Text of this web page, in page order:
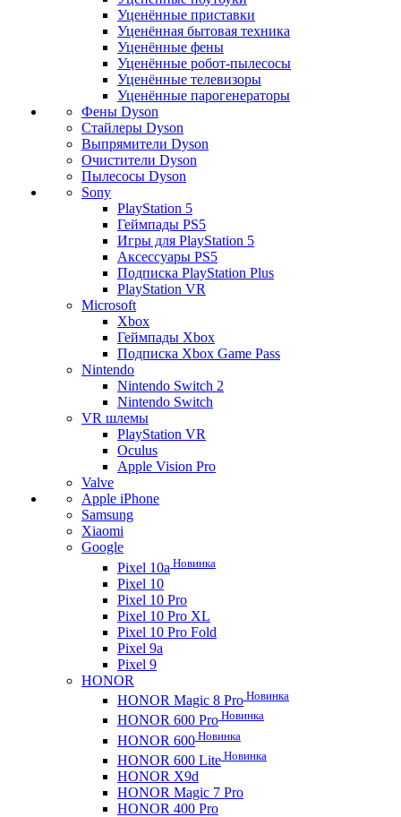
Уценённые приставки
Уценённая бытовая техника
Уценённые фены
Уценённые робот-пылесосы
Уценённые телевизоры
Уценённые парогенераторы
Фены Dyson
Стайлеры Dyson
Выпрямители Dyson
Очистители Dyson
Пылесосы Dyson
Sony
PlayStation 5
Геймпады PS5
Игры для PlayStation 5
Аксессуары PS5
Подписка PlayStation Plus
PlayStation VR
Microsoft
Xbox
Геймпады Xbox
Подписка Xbox Game Pass
Nintendo
Nintendo Switch 2
Nintendo Switch
VR шлемы
PlayStation VR
Oculus
Apple Vision Pro
Valve
Apple iPhone
Samsung
Xiaomi
Google
Pixel 10a Новинка
Pixel 10
Pixel 10 Pro
Pixel 10 Pro XL
Pixel 10 Pro Fold
Pixel 9a
Pixel 9
HONOR
HONOR Magic 8 Pro Новинка
HONOR 600 Pro Новинка
HONOR 600 Новинка
HONOR 600 Lite Новинка
HONOR X9d
HONOR Magic 7 Pro
HONOR 400 Pro